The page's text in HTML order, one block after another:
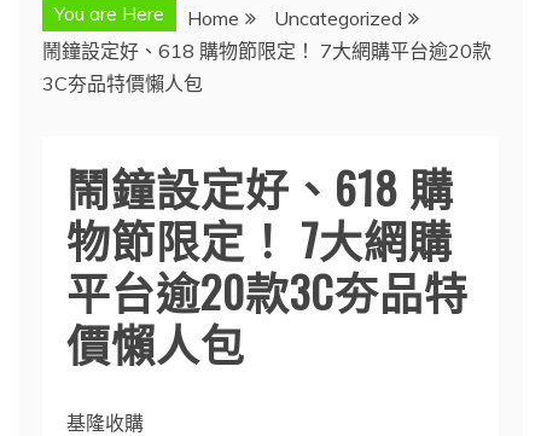
You are Here Home
Uncategorized
鬧鐘設定好、618 購物節限定！ 7大網購平台逾20款
3C夯品特價懶人包
鬧鐘設定好、618 購
物節限定！ 7大網購
平台逾20款3C夯品特
價懶人包
基隆收購